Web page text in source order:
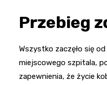
Przebieg
Wszystko zaczęło się
miejscowego szpitala,
zapewnienia, że życie